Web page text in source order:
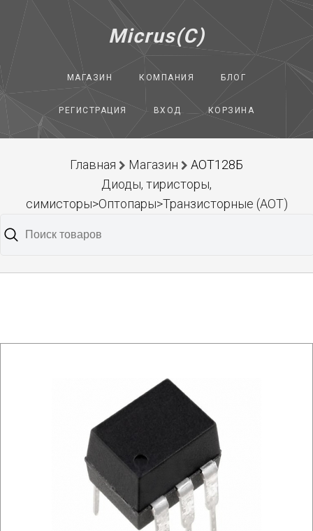
Micrus(C)
МАГАЗИН КОМПАНИЯ БЛОГ
РЕГИСТРАЦИЯ ВХОД КОРЗИНА
Главная Магазин
АОТ128Б
Диоды, тиристоры,
симисторы>Оптопары>Транзисторные (АОТ)